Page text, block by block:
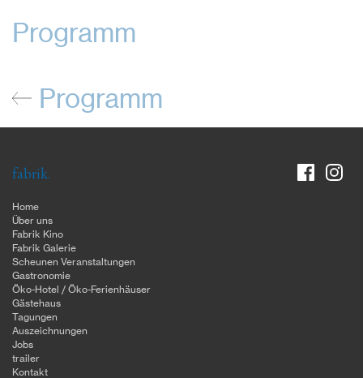
Programm
Programm
fabrik.
Home
Über uns
Fabrik Kino
Fabrik Galerie
Scheunen Veranstaltungen
Gastronomie
Öko-Hotel / Öko-Ferienhäuser
Gästehaus
Tagungen
Auszeichnungen
Jobs
trailer
Kontakt